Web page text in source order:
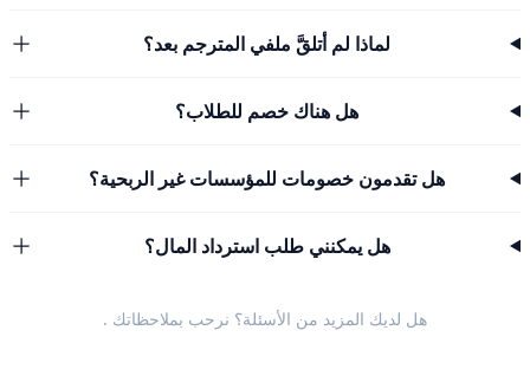
لماذا لم أتلقَّ ملفي المترجم بعد؟
هل هناك خصم للطلاب؟
هل تقدمون خصومات للمؤسسات غير الربحية؟
هل يمكنني طلب استرداد المال؟
هل لديك المزيد من الأسئلة؟ نرحب بملاحظاتك .